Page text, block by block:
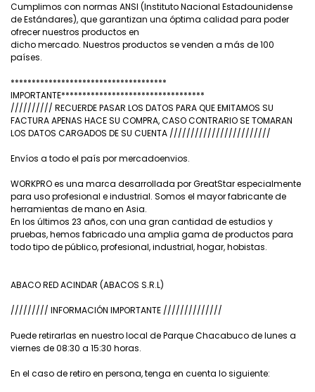
Cumplimos con normas ANSI (Instituto Nacional Estadounidense
de Estándares), que garantizan una óptima calidad para poder
ofrecer nuestros productos en
dicho mercado. Nuestros productos se venden a más de 100
países.
*************************************
IMPORTANTE**********************************
////////// RECUERDE PASAR LOS DATOS PARA QUE EMITAMOS SU
FACTURA APENAS HACE SU COMPRA, CASO CONTRARIO SE TOMARAN
LOS DATOS CARGADOS DE SU CUENTA ////////////////////////
Envíos a todo el país por mercadoenvios.
WORKPRO es una marca desarrollada por GreatStar especialmente
para uso profesional e industrial. Somos el mayor fabricante de
herramientas de mano en Asia.
En los últimos 23 años, con una gran cantidad de estudios y
pruebas, hemos fabricado una amplia gama de productos para
todo tipo de público, profesional, industrial, hogar, hobistas.
ABACO RED ACINDAR (ABACOS S.R.L)
///////// INFORMACIÓN IMPORTANTE //////////////
Puede retirarlas en nuestro local de Parque Chacabuco de lunes a
viernes de 08:30 a 15:30 horas.
En el caso de retiro en persona, tenga en cuenta lo siguiente: